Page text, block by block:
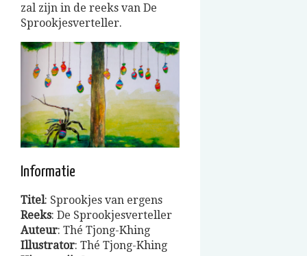
zal zijn in de reeks van De
Sprookjesverteller.
Informatie
Titel: Sprookjes van ergens
Reeks: De Sprookjesverteller
Auteur: Thé Tjong-Khing
Illustrator: Thé Tjong-Khing